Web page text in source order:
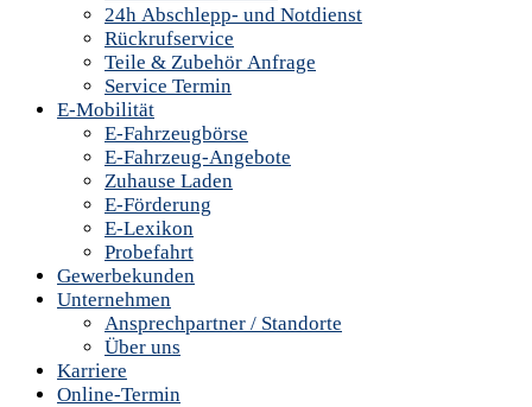
24h Abschlepp- und Notdienst
Rückrufservice
Teile & Zubehör Anfrage
Service Termin
E-Mobilität
E-Fahrzeugbörse
E-Fahrzeug-Angebote
Zuhause Laden
E-Förderung
E-Lexikon
Probefahrt
Gewerbekunden
Unternehmen
Ansprechpartner / Standorte
Über uns
Karriere
Online-Termin